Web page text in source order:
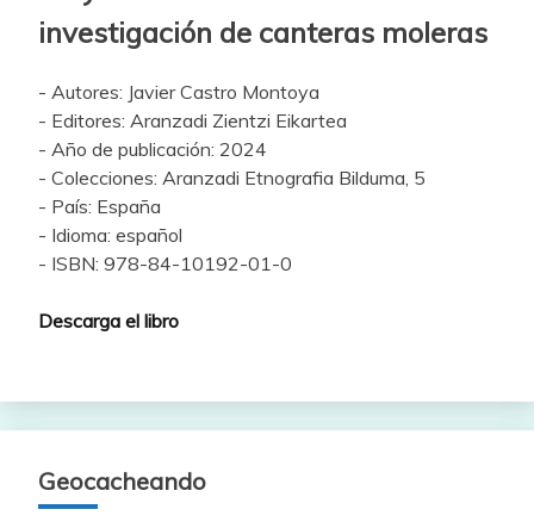
investigación de canteras moleras
- Autores: Javier Castro Montoya
- Editores: Aranzadi Zientzi Eikartea
- Año de publicación: 2024
- Colecciones: Aranzadi Etnografia Bilduma, 5
- País: España
- Idioma: español
- ISBN: 978-84-10192-01-0
Descarga el libro
Geocacheando